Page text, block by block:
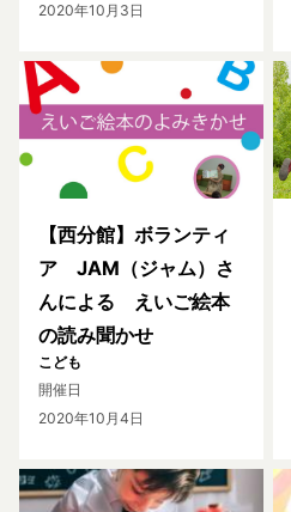
2020年10月3日
【西分館】ボランティ
ア JAM（ジャム）さ
んによる えいご絵本
の読み聞かせ
こども
開催日
2020年10月4日